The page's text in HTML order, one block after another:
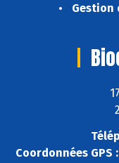
Gestion
Coordonnées GPS :